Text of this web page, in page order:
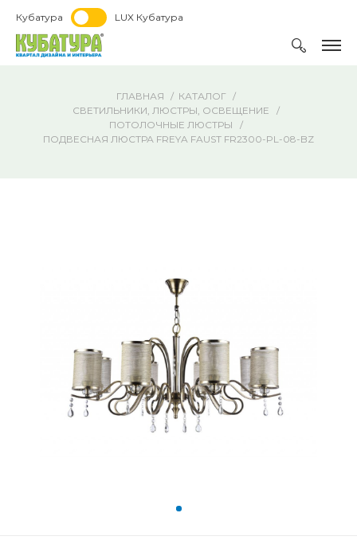
Кубатура LUX Кубатура
ГЛАВНАЯ
КАТАЛОГ
СВЕТИЛЬНИКИ, ЛЮСТРЫ, ОСВЕЩЕНИЕ
ПОТОЛОЧНЫЕ ЛЮСТРЫ
ПОДВЕСНАЯ ЛЮСТРА FREYA FAUST FR2300-PL-08-BZ